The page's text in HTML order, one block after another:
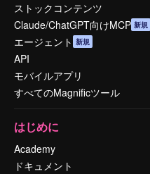
ストックコンテンツ
Claude/ChatGPT向けMCP 新規
エージェント 新規
API
モバイルアプリ
すべてのMagnificツール
はじめに
Academy
ドキュメント